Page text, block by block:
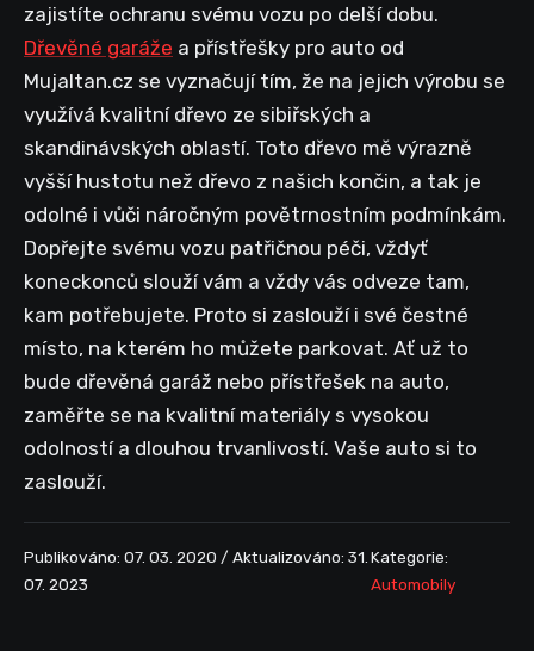
zajistíte ochranu svému vozu po delší dobu.
Dřevěné garáže a přístřešky pro auto od
Mujaltan.cz se vyznačují tím, že na jejich výrobu se
využívá kvalitní dřevo ze sibiřských a
skandinávských oblastí. Toto dřevo mě výrazně
vyšší hustotu než dřevo z našich končin, a tak je
odolné i vůči náročným povětrnostním podmínkám.
Dopřejte svému vozu patřičnou péči, vždyť
koneckonců slouží vám a vždy vás odveze tam,
kam potřebujete. Proto si zaslouží i své čestné
místo, na kterém ho můžete parkovat. Ať už to
bude dřevěná garáž nebo přístřešek na auto,
zaměřte se na kvalitní materiály s vysokou
odolností a dlouhou trvanlivostí. Vaše auto si to
zaslouží.
Publikováno: 07. 03. 2020 / Aktualizováno: 31.
07. 2023
Kategorie:
Automobily